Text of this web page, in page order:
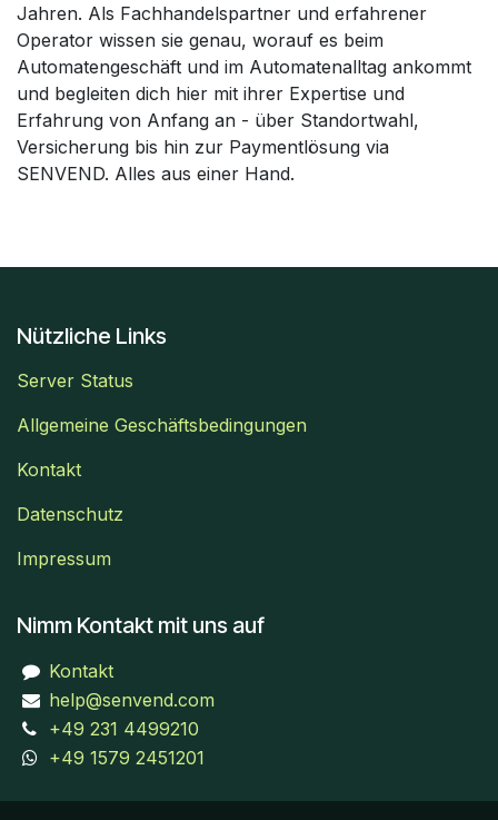
Jahren. Als Fachhandelspartner und erfahrener
Operator wissen sie genau, worauf es beim
Automatengeschäft und im Automatenalltag ankommt
und begleiten dich hier mit ihrer Expertise und
Erfahrung von Anfang an - über Standortwahl,
Versicherung bis hin zur Paymentlösung via
SENVEND. Alles aus einer Hand.
Nützliche Links
Server Status
Allgemeine Geschäftsbedingungen
Kontakt
Datenschutz
Impressum
Nimm Kontakt mit uns auf
Kontakt
help@senvend.com
+49 231 4499210
+49 1579 2451201